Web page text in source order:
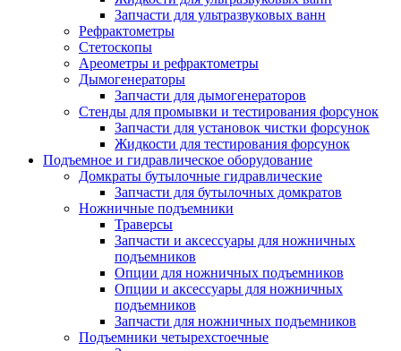
Запчасти для ультразвуковых ванн
Рефрактометры
Стетоскопы
Ареометры и рефрактометры
Дымогенераторы
Запчасти для дымогенераторов
Стенды для промывки и тестирования форсунок
Запчасти для установок чистки форсунок
Жидкости для тестирования форсунок
Подъемное и гидравлическое оборудование
Домкраты бутылочные гидравлические
Запчасти для бутылочных домкратов
Ножничные подъемники
Траверсы
Запчасти и аксессуары для ножничных
подъемников
Опции для ножничных подъемников
Опции и аксессуары для ножничных
подъемников
Запчасти для ножничных подъемников
Подъемники четырехстоечные